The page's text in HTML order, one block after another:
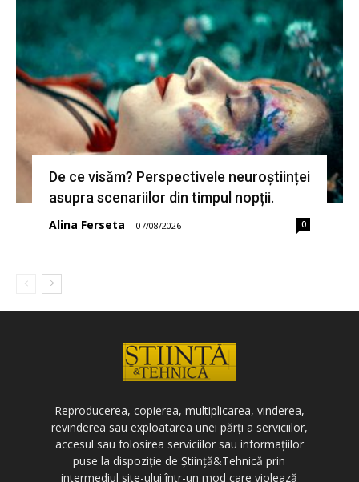
De ce visăm? Perspectivele neuroștiinței
asupra scenariilor din timpul nopții.
Alina Ferseta - 07/08/2026 0
Reproducerea, copierea, multiplicarea, vinderea,
revinderea sau exploatarea unei părți a serviciilor,
accesul sau folosirea serviciilor sau informațiilor
puse la dispoziție de Știință&Tehnică prin
intermediul site-ului într-un mod care violează